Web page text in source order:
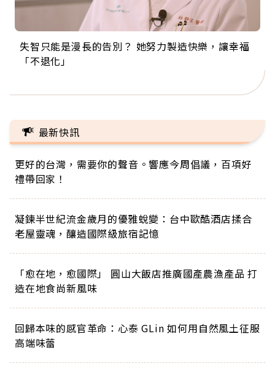
失智只能是漫長的告別？ 她努力製造快樂，讓幸福
「不退化」
來自剛果的巧克力神父 為台灣奉獻36年 「台灣是我
的家，我連作夢都講台語！」
63歲卸矽谷副總、搬回台灣找快樂！「蛋黃哥小
丑」走進安養院，逗樂上萬爺奶：退休後才開始真
104歲打破金氏世界紀錄 成為全球最年長羽球選
手，分享長壽的秘密原來是「這個」
事業巔峰他選擇追夢…黑手阿伯拉小提琴還登上小
巨蛋！連CNN都大讚！
最新快訊
更好的台灣，需要你的聲音。響應今周倡議，百項好
禮帶回家！
凝鍊半世紀流金歲月的優雅蛻變：台中歐酷酒店揉合
老屋靈魂，釀造國際級旅宿記憶
「愈在地，愈國際」 圓山大飯店推廣國產農漁產品 打
造在地食尚新風味
回歸本味的感官革命：心泰 GLin 如何用自然風土征服
高端味蕾